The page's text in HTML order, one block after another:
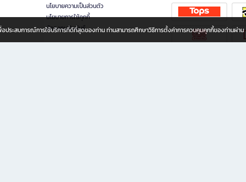
นโยบายความเป็นส่วนตัว
นโยบายการใช้คุกกี้
นักลงทุนสัมพันธ์
อประสบการณ์การใช้บริการที่ดีที่สุดของท่าน ท่านสามารถศึกษาวิธีการตั้งค่าการควบคุมคุกกี้ของท่านผ่าน